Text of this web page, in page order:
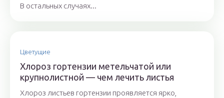
В остальных случаях...
Цветущие
Хлороз гортензии метельчатой или
крупнолистной — чем лечить листья
Хлороз листьев гортензии проявляется ярко,